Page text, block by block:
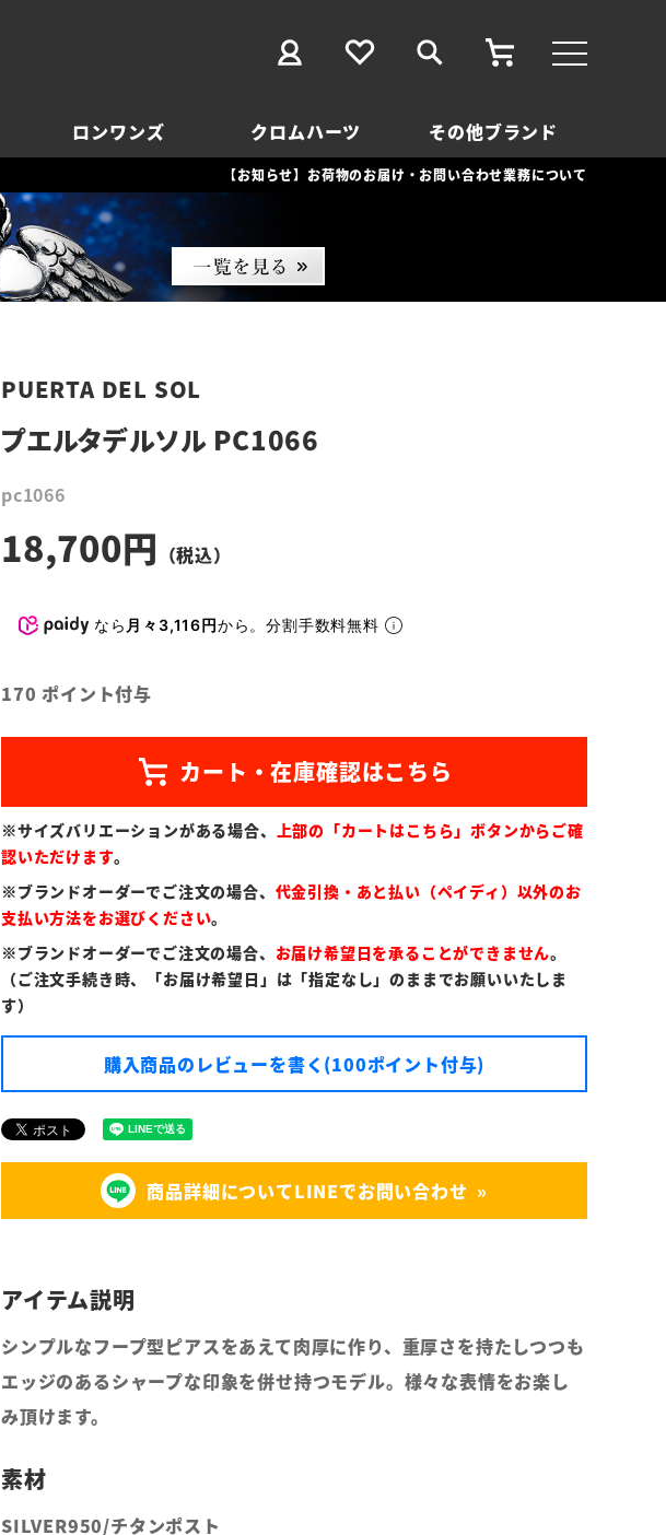
ロンワンズ クロムハーツ その他ブランド
【お知らせ】お荷物のお届け・お問い合わせ業務について
PUERTA DEL SOL
プエルタデルソル PC1066
pc1066
18,700
なら 月々3,116円から。分割手数料無料
170 ポイント付与
※サイズバリエーションがある場合、
上部の「カートはこちら」ボタンからご確
認いただけます。
※ブランドオーダーでご注文の場合、 代金引換・あと払い（ペイディ）以外のお
支払い方法をお選びください。
※ブランドオーダーでご注文の場合、 お届け希望日を承ることができません。
（ご注文手続き時、「お届け希望日」は「指定なし」のままでお願いいたしま
す）
購入商品のレビューを書く(100ポイント付与)
商品詳細についてLINEでお問い合わせ
シンプルなフープ型ピアスをあえて肉厚に作り、重厚さを持たしつつも
エッジのあるシャープな印象を併せ持つモデル。様々な表情をお楽し
み頂けます。
SILVER950/チタンポスト